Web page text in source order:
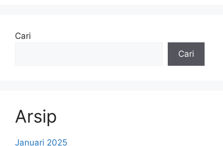
Cari
Cari
Arsip
Januari 2025